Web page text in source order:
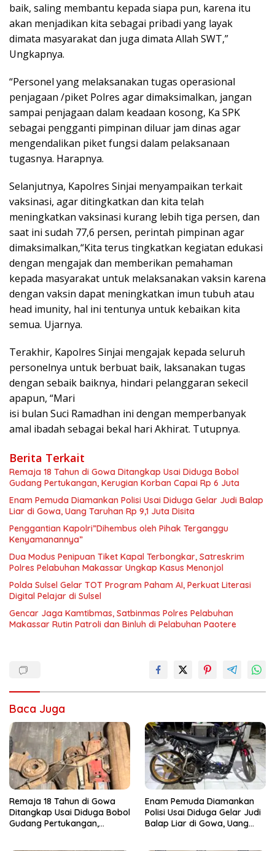
baik, saling membantu kepada siapa pun, karena itu
akan menjadikan kita sebagai pribadi yang layak
dimata masyarakat dan juga dimata Allah SWT,”
Ungkapnya.
“Personel yang melaksanakan tugas operasional
penjagaan /piket Polres agar dimaksimalkan, jangan
sampai penjagaan dalam keadaan kosong, Ka SPK
sebagai pengganti pimpinan diluar jam dinas agar
mengendalikan piket fungsi dalam pelaksanaan
tugasnya. Harapnya.
Selanjutnya, Kapolres Sinjai menyampaikan terkait
vaksinasi, agar ditingkatkan dan kita telah
meningkatkan vaksinasi kurang lebih tiga persen, dan
saat ini sudah 77,6 persen, perintah pimpinan agar
dimaksimalkan,“Kita terus tingkatkan kegiatan edukasi
dengan mengajak dan memberikan pemahaman
kepada masyarakat untuk melaksanakan vaksin karena
dengan vaksin dapat meningkatkan imun tubuh atau
head imunity, hal ini tentunya untuk kebaikan kita
semua. Ujarnya.
Terakhir, Kapolres Sinjai mengajak kepada seluruh
personelnya untuk berbuat baik, laksanakan tugas
dengan sebaik baiknya, hindari pelanggaran sekecil
apapun, “Mari
isi bulan Suci Ramadhan ini dengan memperbanyak
amal ibadah sebagai bekal hari Akhirat. Tutupnya.
Berita Terkait
Remaja 18 Tahun di Gowa Ditangkap Usai Diduga Bobol
Gudang Pertukangan, Kerugian Korban Capai Rp 6 Juta
Enam Pemuda Diamankan Polisi Usai Diduga Gelar Judi Balap
Liar di Gowa, Uang Taruhan Rp 9,1 Juta Disita
Penggantian Kapolri”Dihembus oleh Pihak Terganggu
Kenyamanannya”
Dua Modus Penipuan Tiket Kapal Terbongkar, Satreskrim
Polres Pelabuhan Makassar Ungkap Kasus Menonjol
Polda Sulsel Gelar TOT Program Paham AI, Perkuat Literasi
Digital Pelajar di Sulsel
Gencar Jaga Kamtibmas, Satbinmas Polres Pelabuhan
Makassar Rutin Patroli dan Binluh di Pelabuhan Paotere
Baca Juga
Remaja 18 Tahun di Gowa
Ditangkap Usai Diduga Bobol
Gudang Pertukangan,
Enam Pemuda Diamankan
Polisi Usai Diduga Gelar Judi
Balap Liar di Gowa, Uang